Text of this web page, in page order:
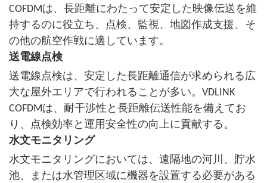
COFDMは、長距離にわたって安定した映像伝送を維
持するのに役立ち、点検、監視、地図作成支援、そ
の他の航空作戦に適しています。
送電線点検
送電線点検は、安定した長距離通信が求められる広
大な屋外エリアで行われることが多い。VDLINK
COFDMは、耐干渉性と長距離伝送性能を備えてお
り、点検効率と運用安全性の向上に貢献する。
水文モニタリング
水文モニタリングにおいては、遠隔地の河川、貯水
池、または水管理区域に機器を設置する必要がある